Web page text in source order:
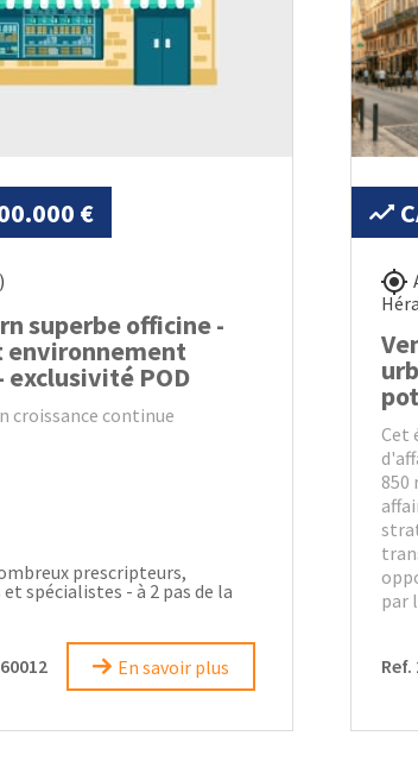
€
superbe officine -
environnement
exclusivité POD
croissance continue
prescripteurs,
spécialistes - à 2 pas de la
En savoir plus
Cet
850
par
Ref.